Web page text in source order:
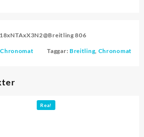
806
Chronomat Taggar: Breitling, Chronomat
Rea!